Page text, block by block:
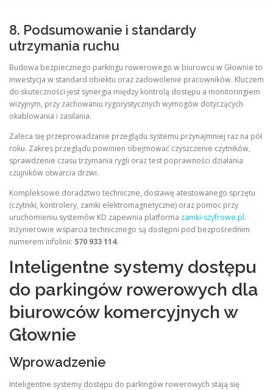
8. Podsumowanie i standardy
utrzymania ruchu
Budowa bezpiecznego parkingu rowerowego w biurowcu w Głownie to
inwestycja w standard obiektu oraz zadowolenie pracowników. Kluczem
do skuteczności jest synergia między kontrolą dostępu a monitoringiem
wizyjnym, przy zachowaniu rygorystycznych wymogów dotyczących
okablowania i zasilania.
Zaleca się przeprowadzanie przeglądu systemu przynajmniej raz na pół
roku. Zakres przeglądu powinien obejmować czyszczenie czytników,
sprawdzenie czasu trzymania rygli oraz test poprawności działania
czujników otwarcia drzwi.
Kompleksowe doradztwo techniczne, dostawę atestowanego sprzętu
(czytniki, kontrolery, zamki elektromagnetyczne) oraz pomoc przy
uruchomieniu systemów KD zapewnia platforma zamki-szyfrowe.pl.
Inżynierowie wsparcia technicznego są dostępni pod bezpośrednim
numerem infolinii: 570 933 114.
Inteligentne systemy dostępu
do parkingów rowerowych dla
biurowców komercyjnych w
Głownie
Wprowadzenie
Inteligentne systemy dostępu do parkingów rowerowych stają się